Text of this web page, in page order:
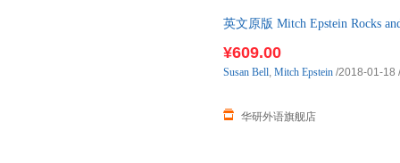
英文原版 Mitch Epstein Rocks
¥609.00
华研外语旗舰店
Susan Bell, Mitch Epstein /2018-01-18 /